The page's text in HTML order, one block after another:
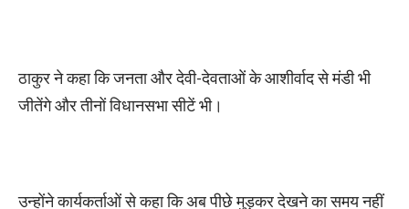
ठाकुर ने कहा कि जनता और देवी-देवताओं के आशीर्वाद से मंडी भी
जीतेंगे और तीनों विधानसभा सीटें भी।
उन्होंने कार्यकर्ताओं से कहा कि अब पीछे मुड़कर देखने का समय नहीं